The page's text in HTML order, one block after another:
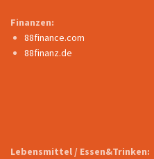
Finanzen:
88finance.com
88finanz.de
Lebensmittel / Essen&Trinken: